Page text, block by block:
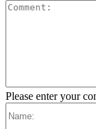
Please enter your